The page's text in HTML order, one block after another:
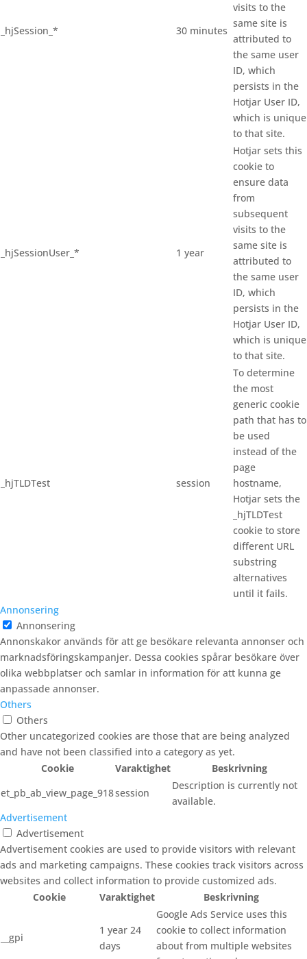
_hjSession_* 30 minutes
visits to the
same site is
attributed to
the same user
ID, which
persists in the
Hotjar User ID,
which is unique
to that site.
_hjSessionUser_* 1 year
Hotjar sets this
cookie to
ensure data
from
subsequent
visits to the
same site is
attributed to
the same user
ID, which
persists in the
Hotjar User ID,
which is unique
to that site.
_hjTLDTest session
To determine
the most
generic cookie
path that has to
be used
instead of the
page
hostname,
Hotjar sets the
_hjTLDTest
cookie to store
different URL
substring
alternatives
until it fails.
Annonsering
Annonsering
Annonskakor används för att ge besökare relevanta annonser och
marknadsföringskampanjer. Dessa cookies spårar besökare över
olika webbplatser och samlar in information för att kunna ge
anpassade annonser.
Others
Others
Other uncategorized cookies are those that are being analyzed
and have not been classified into a category as yet.
Cookie
Varaktighet
Beskrivning
et_pb_ab_view_page_918session
Description is currently not
available.
Advertisement
Advertisement
Advertisement cookies are used to provide visitors with relevant
ads and marketing campaigns. These cookies track visitors across
websites and collect information to provide customized ads.
Cookie
Varaktighet Beskrivning
__gpi
1 year 24
days
Google Ads Service uses this
cookie to collect information
about from multiple websites